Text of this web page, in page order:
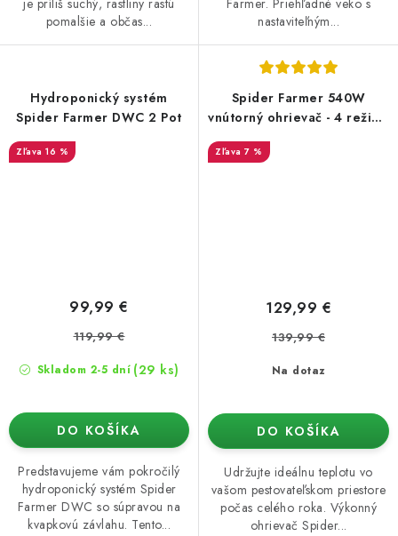
pomalšie a občas...
Farmer. Priehľadné veko s
nastaviteľným...
Hydroponický systém
Spider Farmer DWC 2 Pot
16 %
Skladom 2-5 dní (29 ks)
99,99 €
119,99 €
DO KOŠÍKA
Predstavujeme vám pokročilý
hydroponický systém Spider
Farmer DWC so súpravou na
kvapkovú závlahu. Tento...
Spider Farmer 540W
vnútorný ohrievač - 4 režimy
+ 24-hodinový časovač
7 %
Na dotaz
129,99 €
139,99 €
DO KOŠÍKA
Udržujte ideálnu teplotu vo
vašom pestovateľskom priestore
počas celého roka. Výkonný
ohrievač Spider...